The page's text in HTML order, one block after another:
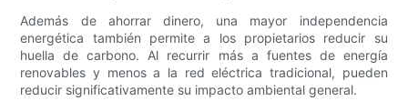
Además de ahorrar dinero, una mayor independencia
energética también permite a los propietarios reducir su
huella de carbono. Al recurrir más a fuentes de energía
renovables y menos a la red eléctrica tradicional, pueden
reducir significativamente su impacto ambiental general.